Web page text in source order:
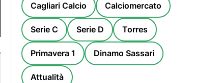
Cagliari Calcio Calciomercato
Serie C Serie D Torres
Primavera 1 Dinamo Sassari
Attualità